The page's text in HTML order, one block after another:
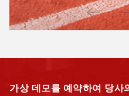
가상 데모를 예약하여 당사